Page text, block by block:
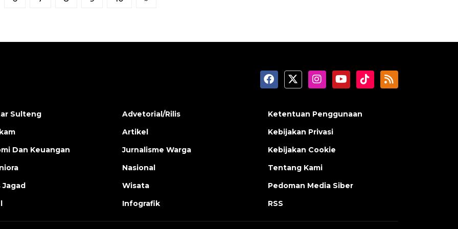
Sulteng
Dan Keuangan
Jagad
Advetorial/Rilis
Artikel
Jurnalisme Warga
Nasional
Wisata
Infografik
Ketentuan Penggunaan
Kebijakan Privasi
Kebijakan Cookie
Tentang Kami
Pedoman Media Siber
RSS